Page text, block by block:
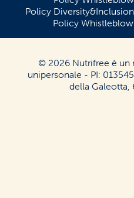
Policy
Policy
© 2026 Nutrifree è un
unipersonale - PI:
della Galeotta,